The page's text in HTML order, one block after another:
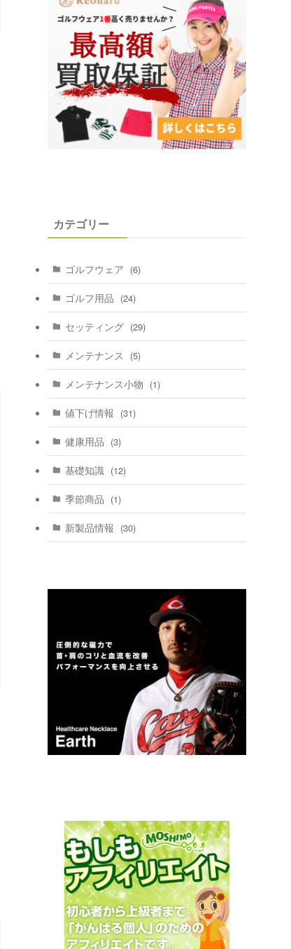
カテゴリー
ゴルフウェア (6)
ゴルフ用品 (24)
セッティング (29)
メンテナンス (5)
メンテナンス小物 (1)
値下げ情報 (31)
健康用品 (3)
基礎知識 (12)
季節商品 (1)
新製品情報 (30)